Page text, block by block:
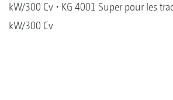
kW/300 Cv • KG 4001 Super pour les
kW/300 Cv